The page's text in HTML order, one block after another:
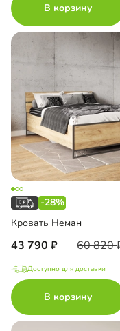
В корзину
-28%
Кровать Неман
43 790 60 820
Доступно для доставки
В корзину